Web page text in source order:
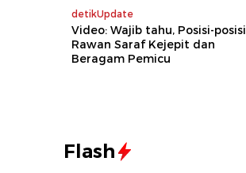
detikUpdate
Video: Wajib tahu, Posisi-posisi
Rawan Saraf Kejepit dan
Beragam Pemicu
Flash